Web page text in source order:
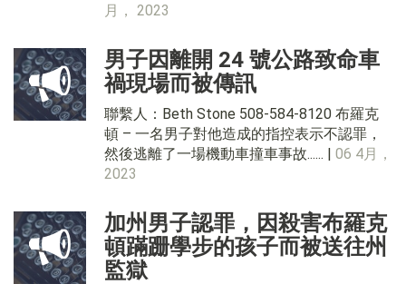
月， 2023
男子因離開 24 號公路致命車
禍現場而被傳訊
聯繫人：Beth Stone 508-584-8120 布羅克
頓 – 一名男子對他造成的指控表示不認罪，
然後逃離了一場機動車撞車事故...... | 06 4月，
2023
加州男子認罪，因殺害布羅克
頓蹣跚學步的孩子而被送往州
監獄